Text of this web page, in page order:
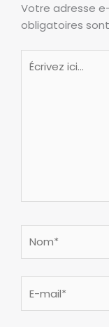
Votre adresse
obligatoires
ici…
mail*